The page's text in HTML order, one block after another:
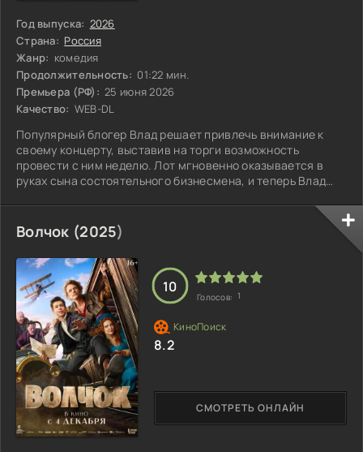
Год выпуска: 2026
Страна: Россия
Жанр: комедия
Продолжительность: 01:22 мин.
Премьера (РФ): 25 июня 2026
Качество: WEB-DL
Популярный блогер Влад решает привлечь внимание к
своему концерту, выставив на торги возможность
провести с ним неделю. Лот мгновенно оказывается в
руках сына состоятельного бизнесмена, и теперь Влад
разорвать контракт приводят к существенным штрафам, и
Влад решает, что лучший способ избавиться от
надоедливого клиента — это сделать его жизнь
настоящим шоу. Он начинает провоцировать Борю, чтобы
вывести его из себя, но тот отвечает новыми и всё
Волчок (2025)
СМОТРЕТЬ ОНЛАЙН
10
Голосов: 1
8.2